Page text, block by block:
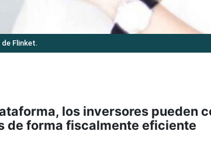
de Flinket.
los inversores pueden
de forma fiscalmente eficiente